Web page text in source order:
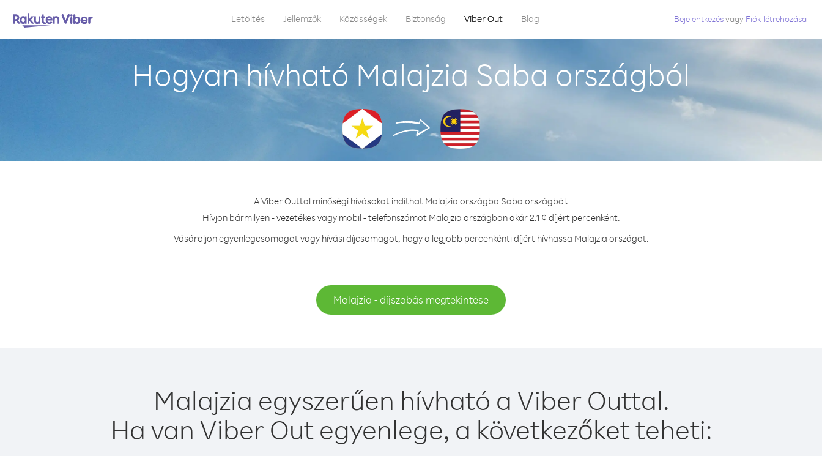
Letöltés Jellemzők Közösségek Biztonság Viber Out Blog Bejelentkezésvagy Fiók létrehozása
Hogyan hívható Malajzia Saba országból
A Viber Outtal minőségi hívásokat indíthat Malajzia országba Saba országból.
Hívjon bármilyen - vezetékes vagy mobil - telefonszámot Malajzia országban akár 2.1 ¢ díjért percenként.
Vásároljon egyenlegcsomagot vagy hívási díjcsomagot, hogy a legjobb percenkénti díjért hívhassa Malajzia országot.
Malajzia - díjszabás megtekintése
Malajzia egyszerűen hívható a Viber Outtal.
Ha van Viber Out egyenlege, a következőket teheti: